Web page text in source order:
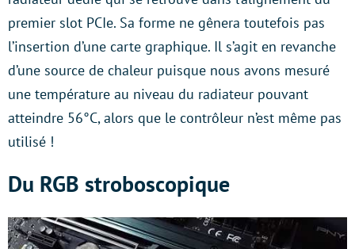
premier slot PCIe. Sa forme ne gênera toutefois pas
l’insertion d’une carte graphique. Il s’agit en revanche
d’une source de chaleur puisque nous avons mesuré
une température au niveau du radiateur pouvant
atteindre 56°C, alors que le contrôleur n’est même pas
utilisé !
Du RGB stroboscopique